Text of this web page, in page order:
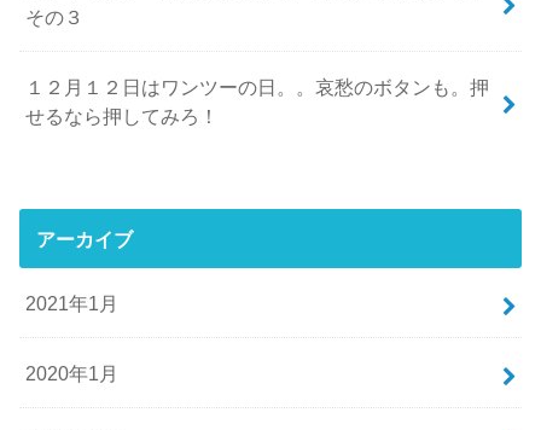
その３
１２月１２日はワンツーの日。。哀愁のボタンも。押
せるなら押してみろ！
アーカイブ
2021年1月
2020年1月